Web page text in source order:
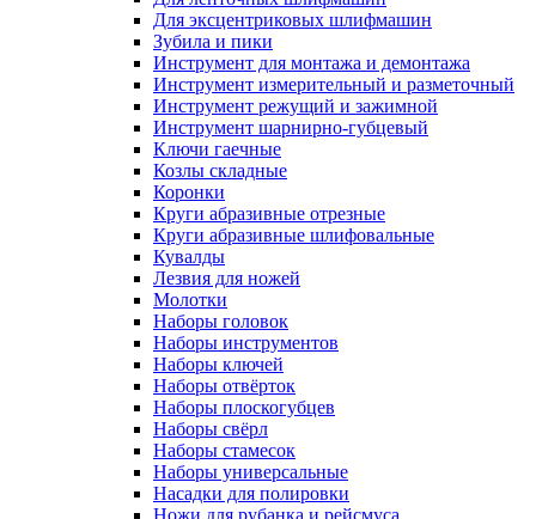
Для эксцентриковых шлифмашин
Зубила и пики
Инструмент для монтажа и демонтажа
Инструмент измерительный и разметочный
Инструмент режущий и зажимной
Инструмент шарнирно-губцевый
Ключи гаечные
Козлы складные
Коронки
Круги абразивные отрезные
Круги абразивные шлифовальные
Кувалды
Лезвия для ножей
Молотки
Наборы головок
Наборы инструментов
Наборы ключей
Наборы отвёрток
Наборы плоскогубцев
Наборы свёрл
Наборы стамесок
Наборы универсальные
Насадки для полировки
Ножи для рубанка и рейсмуса